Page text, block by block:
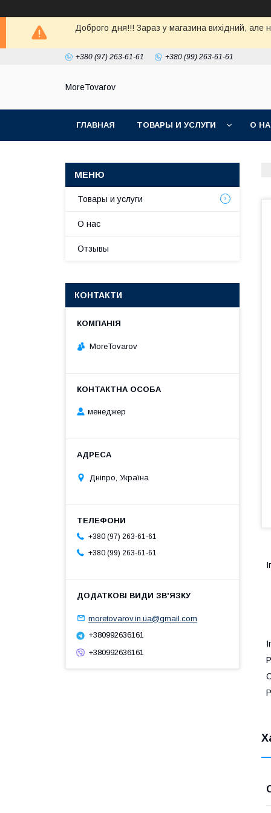
Доброго дня!!! Зараз у магазина вихiдний, але
+380 (97) 263-61-61 +380 (99) 263-61-61
MoreTovarov
ГЛАВНАЯ ТОВАРЫ И УСЛУГИ О
Товары и услуги
О нас
Отзывы
КОНТАКТИ
MoreTovarov
менеджер
Дніпро, Україна
+380 (97) 263-61-61
+380 (99) 263-61-61
moretovarov.in.ua@gmail.com
+380992636161
+380992636161